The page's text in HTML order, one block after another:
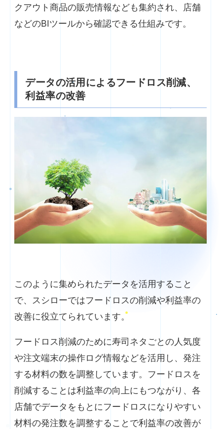
クアウト商品の販売情報なども集約され、店舗
などのBIツールから確認できる仕組みです。
データの活用によるフードロス削減、
利益率の改善
このように集められたデータを活用すること
で、スシローではフードロスの削減や利益率の
改善に役立てられています。
フードロス削減のために寿司ネタごとの人気度
や注文端末の操作ログ情報などを活用し、発注
する材料の数を調整しています。フードロスを
削減することは利益率の向上にもつながり、各
店舗でデータをもとにフードロスになりやすい
材料の発注数を調整することで利益率の改善が